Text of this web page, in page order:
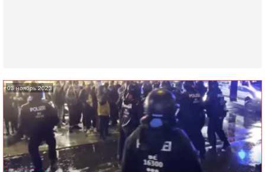
03 ноябрь 2023